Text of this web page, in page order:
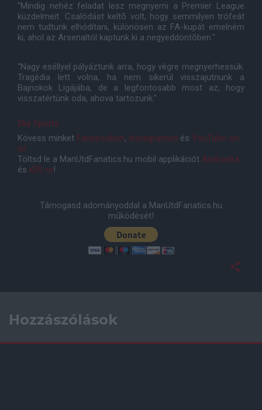
"Mindig nehéz feladat lesz megnyerni a Premier League
küzdelmeit. Csalódást keltõ volt, hogy semmilyen trófeát
nem tudtunk elhódítani, különösen az FA-kupát emelném
ki, ahol az Arsenaltól kaptunk ki a negyeddöntõben."
"Nagy eséllyel pályáztunk arra, hogy végre megnyerhessük.
Tragédia lett volna, ha nem sikerül visszajutnunk a
Bajnokok Ligájába, de a legfontosabb most az, hogy
visszatértünk oda, ahova tartozunk."
Sky Sports
Kövess minket Facebookon, Instagramon és YouTube-on
is!
Töltsd le a ManUtdFanatics.hu mobil applikációt Androidra
és iOS-re!
Támogasd adományoddal a ManUtdFanatics.hu
működését!
Hozzászólások